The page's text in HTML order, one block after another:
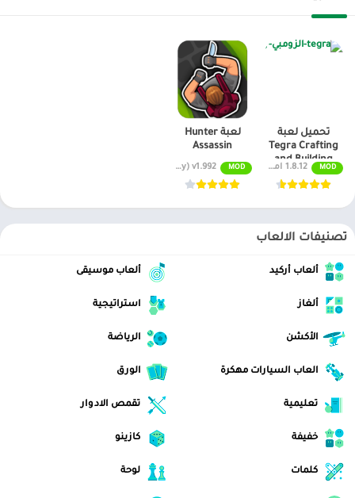
– حاول البقاء في حركة مستمرة
– اجمع نقاط الخبرة بشكل منتظم
– تعلم أنماط هجوم الأعداء
– استخدم التركيبات السحرية بحكمة
تتميز Magic Survival بكونها لعبة مجانية خفيفة تقدم ساعات من المتعة
والتحدي. أسلوب اللعب البسيط يجعلها مناسبة للجميع، بينما نظام
التطور العميق يضمن استمرار التشويق لفترات طويلة.
العاب مهكرة ، تطبيقات اندرويد بريميوم ، مجاناً يتم مراجعة الألعاب
والبرامج وتحديثات مستمرة اول بأول على، متجر العاب مهكرة.
تحميل لعبة
Tegra Crafting
and Building
مهكرة للاندرويد
MOD 1.8.12 اموال غير محدودة
لعبة Hunter
Assassin
MOD
MOD APK (Unlimited Money) v1.992
تصنيفات الالعاب
ألعاب أركيد ألعاب موسيقى
ألغاز استراتيجية
الأكشن الرياضة
العاب السيارات مهكرة الورق
تعليمية تقمص الادوار
خفيفة كازينو
كلمات لوحة